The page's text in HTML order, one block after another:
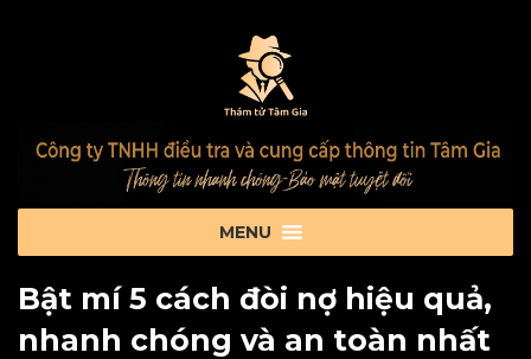
Bật mí 5 cách đòi nợ hiệu quả,
nhanh chóng và an toàn nhất